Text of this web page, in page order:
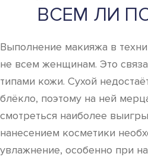
ВСЕМ ЛИ
Выполнение макияжа в
не всем женщинам. Это
типами кожи. Сухой
блёкло, поэтому на ней
смотреться наиболее
нанесением косметики
увлажнение, особенно при